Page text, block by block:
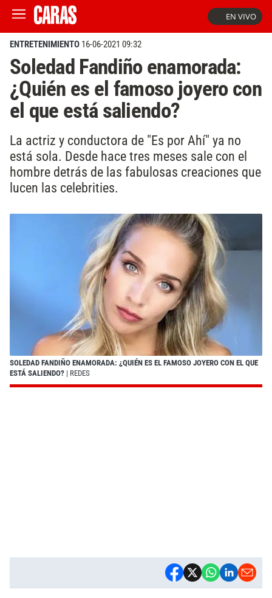
EN VIVO
ENTRETENIMIENTO 16-06-2021 09:32
Soledad Fandiño enamorada:
¿Quién es el famoso joyero con
el que está saliendo?
La actriz y conductora de "Es por Ahí" ya no
está sola. Desde hace tres meses sale con el
hombre detrás de las fabulosas creaciones que
lucen las celebrities.
SOLEDAD FANDIÑO ENAMORADA: ¿QUIÉN ES EL FAMOSO JOYERO CON EL QUE
ESTÁ SALIENDO? | REDES